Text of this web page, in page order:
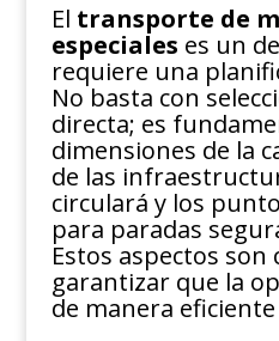
El transporte de
especiales es un
requiere una
No basta con
directa; es
dimensiones de la
de las
circulará y los
para paradas
Estos aspectos son
garantizar que la
de manera